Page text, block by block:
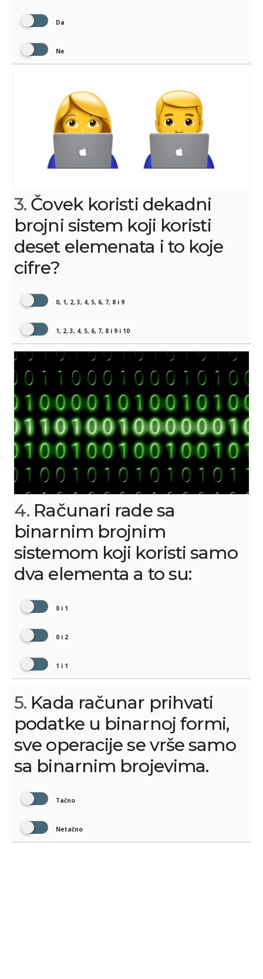
Da
Ne
3. Čovek koristi dekadni
brojni sistem koji koristi
deset elemenata i to koje
cifre?
0, 1, 2, 3, 4, 5, 6, 7, 8 i 9
1, 2, 3, 4, 5, 6, 7, 8 i 9 i 10
4. Računari rade sa
binarnim brojnim
sistemom koji koristi samo
dva elementa a to su:
0 i 1
0 i 2
1 i 1
5. Kada računar prihvati
podatke u binarnoj formi,
sve operacije se vrše samo
sa binarnim brojevima.
Tačno
Netačno